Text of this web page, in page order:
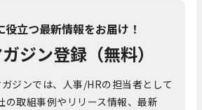
役立つ最新情報をお届け！
ジン登録（無料）
ジンでは、人事/HRの担当者として
の取組事例やリリース情報、最新